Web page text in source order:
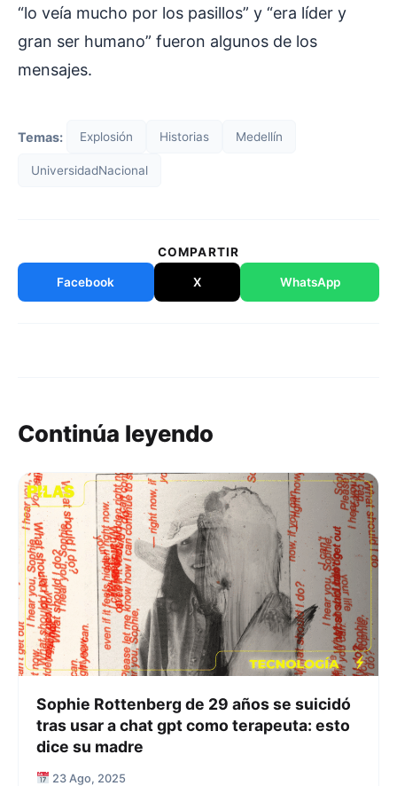
“lo veía mucho por los pasillos” y “era líder y
gran ser humano” fueron algunos de los
mensajes.
Temas: Explosión Historias Medellín
UniversidadNacional
COMPARTIR
Facebook X WhatsApp
Continúa leyendo
Sophie Rottenberg de 29 años se suicidó
tras usar a chat gpt como terapeuta: esto
dice su madre
23 Ago, 2025